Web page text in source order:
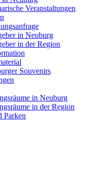
Veranstaltungen
in Neuburg
in der Region
Souvenirs
in Neuburg
in der Region
Parken